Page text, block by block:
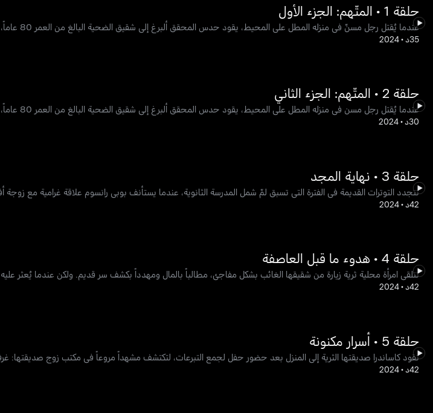
حلقة 1 • المتّهم: الجزء الأول
عندما يُقتل رجل مسنّ في منزله المطل على المحيط، يقود حدس المحقق ألبرغ إلى شقيق الضحية البالغ من العمر 80 عاماً، والذي كان هو من أبلغ عن الجريمة
35د •
2024
حلقة 2 • المتّهم: الجزء الثاني
عندما يُقتل رجل مسن في منزله المطل على المحيط، يقود حدس المحقق ألبرغ إلى شقيق الضحية البالغ من العمر 80 عاماً، والذي كان هو من أبلغ عن الجريمة.
30د •
2024
حلقة 3 • نهاية المجد
تتجدد التوترات القديمة في الفترة التي تسبق لمّ شمل المدرسة الثانوية، عندما يستأنف بوبي رانسوم علاقة غرامية مع زوجة
42د •
2024
حلقة 4 • هدوء ما قبل العاصفة
تتلقى امرأة محلية ثرية زيارة من شقيقها الغائب بشكل مفاجئ، مطالباً بالمال ومهدداً بكشف سر قديم. ولكن عندما يُعثر
42د •
2024
حلقة 5 • أسرار مكنونة
تقود كاساندرا صديقتها الثرية إلى المنزل بعد حضور حفل لجمع التبرعات، لتكتشف مشهداً مروعاً في مكتب زوج صديقتها:
42د •
2024